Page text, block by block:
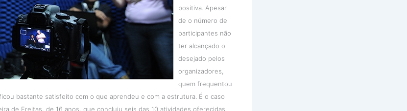
positiva. Apesar
de o número de
participantes não
ter alcançado o
desejado pelos
organizadores,
quem frequentou
bastante satisfeito com o que aprendeu e com a estrutura. É o caso
de Freitas, de 16 anos, que concluiu seis das 10 atividades oferecidas.